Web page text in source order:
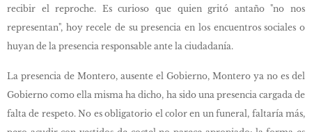
recibir el reproche. Es curioso que quien gritó antaño "no nos
representan", hoy recele de su presencia en los encuentros sociales o
huyan de la presencia responsable ante la ciudadanía.
La presencia de Montero, ausente el Gobierno, Montero ya no es del
Gobierno como ella misma ha dicho, ha sido una presencia cargada de
falta de respeto. No es obligatorio el color en un funeral, faltaría más,